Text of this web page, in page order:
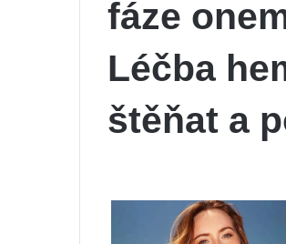
fáze
Léčba
štěňat a